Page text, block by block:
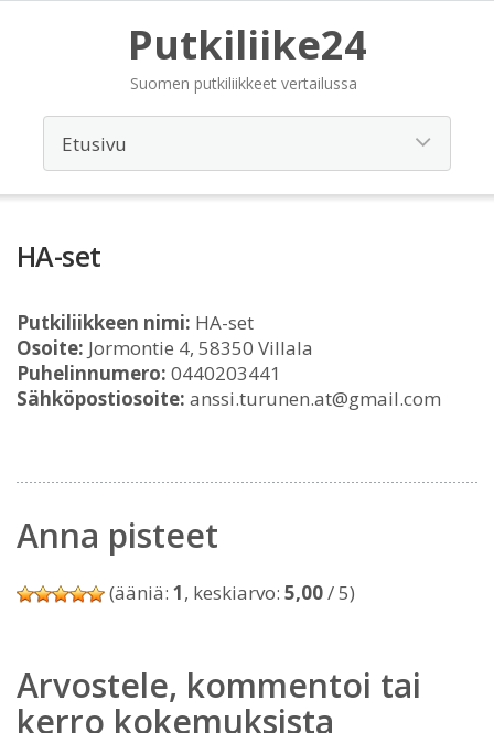
Putkiliike24
Suomen putkiliikkeet vertailussa
HA-set
Putkiliikkeen nimi: HA-set
Osoite: Jormontie 4, 58350 Villala
Puhelinnumero: 0440203441
Sähköpostiosoite: anssi.turunen.at@gmail.com
Anna pisteet
(ääniä: 1, keskiarvo: 5,00/ 5)
Arvostele, kommentoi tai
kerro kokemuksista